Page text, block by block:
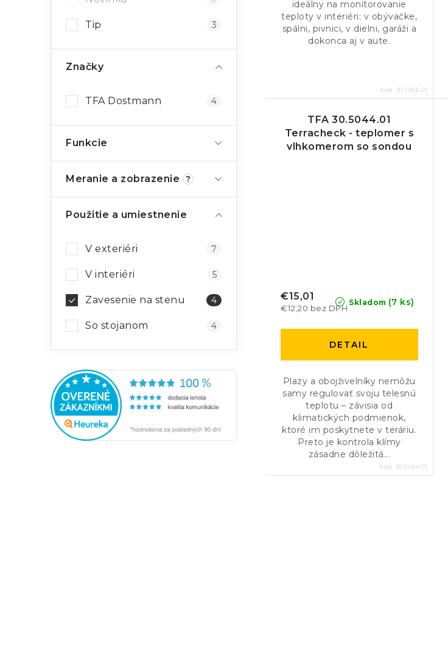
Tip 3
Značky
TFA Dostmann 4
Funkcie
Meranie a zobrazenie ?
Použitie a umiestnenie
V exteriéri 7
V interiéri 5
Zavesenie na stenu 4
So stojanom 4
v
ideálny na monitorovanie
teploty v interiéri: v obývačke,
spálni, pivnici, v dielni, garáži a
dokonca aj v aute.
Kód: 30.1066.01
TFA 30.5044.01
Terracheck - teplomer s
vlhkomerom so sondou
Skladom (7 ks)
€12,20 bez DPH
€15,01
DETAIL
Plazy a obojživelníky nemôžu
samy regulovať svoju telesnú
teplotu – závisia od
klimatických podmienok,
ktoré im poskytnete v teráriu.
Preto je kontrola klímy
zásadne dôležitá...
Kód: 30.5044.01